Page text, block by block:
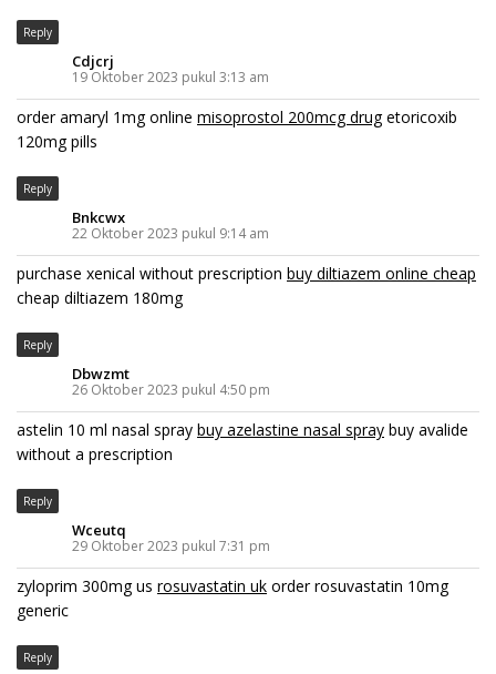
Reply
Cdjcrj
19 Oktober 2023 pukul 3:13 am
order amaryl 1mg online misoprostol 200mcg drugetoricoxib
120mg pills
Reply
Bnkcwx
22 Oktober 2023 pukul 9:14 am
purchase xenical without prescription buy diltiazem online cheap
cheap diltiazem 180mg
Reply
Dbwzmt
26 Oktober 2023 pukul 4:50 pm
astelin 10 ml nasal spray buy azelastine nasal spray buy avalide
without a prescription
Reply
Wceutq
29 Oktober 2023 pukul 7:31 pm
zyloprim 300mg us rosuvastatin uk order rosuvastatin 10mg
generic
Reply